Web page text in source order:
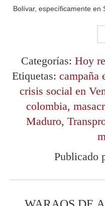
Bolívar, específicamente
Categorías: Hoy
Etiquetas: campaña
crisis social en
colombia,
Maduro,
Publicado